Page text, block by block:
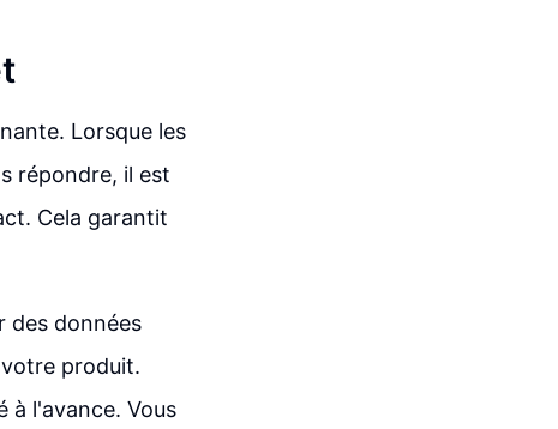
Lorsque les
répondre, il est
Cela garantit
des données
produit.
à l'avance. Vous